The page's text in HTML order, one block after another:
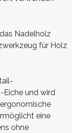
Nadelholz
für Holz
Eiche und wird
eine
ohne